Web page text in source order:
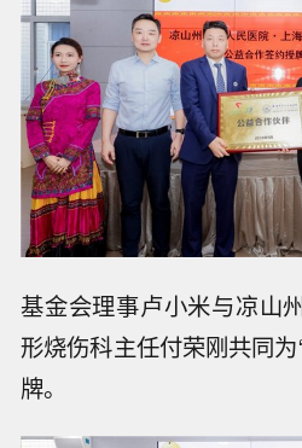
基金会理事卢小米与凉山
形烧伤科主任付荣刚共同
牌。